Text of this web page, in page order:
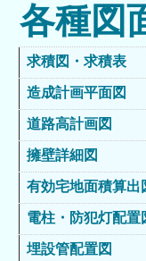
各種図
求積図・求積表
造成計画平面図
道路高計画図
擁壁詳細図
有効宅地面積算出
電柱・防犯灯配置
埋設管配置図